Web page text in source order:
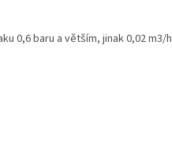
0,6 baru a větším, jinak 0,02 m3/h